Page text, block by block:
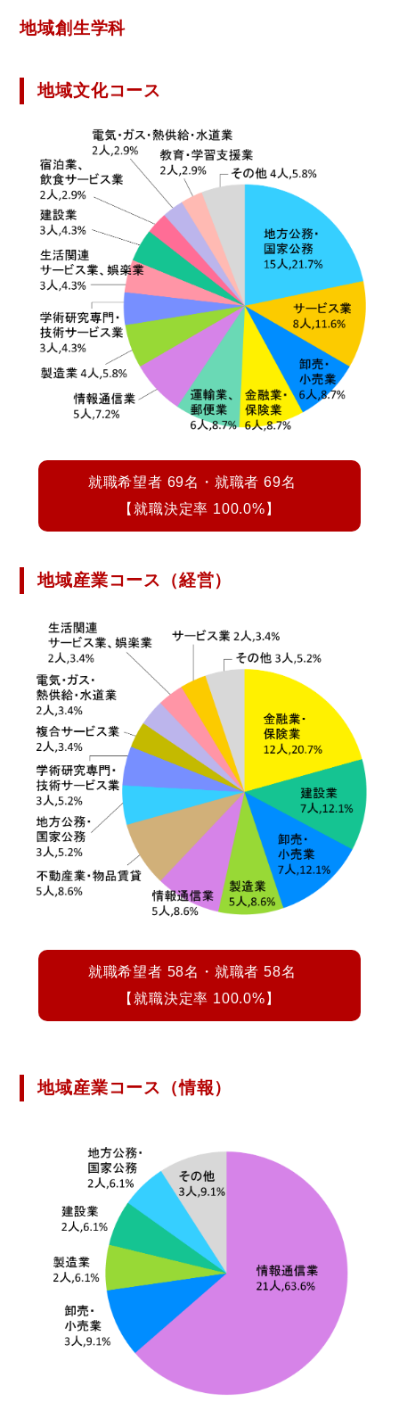
地域創生学科
地域文化コース
就職希望者 69名・就職者 69名
【就職決定率 100.0%】
地域産業コース（経営）
就職希望者 58名・就職者 58名
【就職決定率 100.0%】
地域産業コース（情報）